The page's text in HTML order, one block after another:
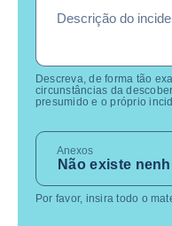
Descrição do
Descreva, de forma tão
circunstâncias da
presumido e o próprio
Não existe
Anexos
Por favor, insira todo o